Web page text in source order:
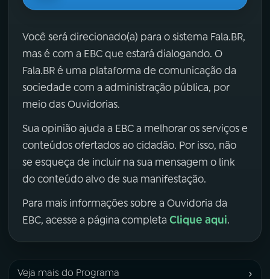
Você será direcionado(a) para o sistema Fala.BR,
mas é com a EBC que estará dialogando. O
Fala.BR é uma plataforma de comunicação da
sociedade com a administração pública, por
meio das Ouvidorias.
Sua opinião ajuda a EBC a melhorar os serviços e
conteúdos ofertados ao cidadão. Por isso, não
se esqueça de incluir na sua mensagem o link
do conteúdo alvo de sua manifestação.
Para mais informações sobre a Ouvidoria da
EBC, acesse a página completa Clique aqui.
Veja mais do Programa ›